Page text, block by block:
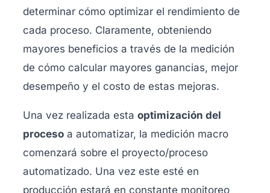
determinar cómo optimizar el rendimiento de
cada proceso. Claramente, obteniendo
mayores beneficios a través de la medición
de cómo calcular mayores ganancias, mejor
desempeño y el costo de estas mejoras.
Una vez realizada esta optimización del
proceso a automatizar, la medición macro
comenzará sobre el proyecto/proceso
automatizado. Una vez este esté en
producción estará en constante monitoreo